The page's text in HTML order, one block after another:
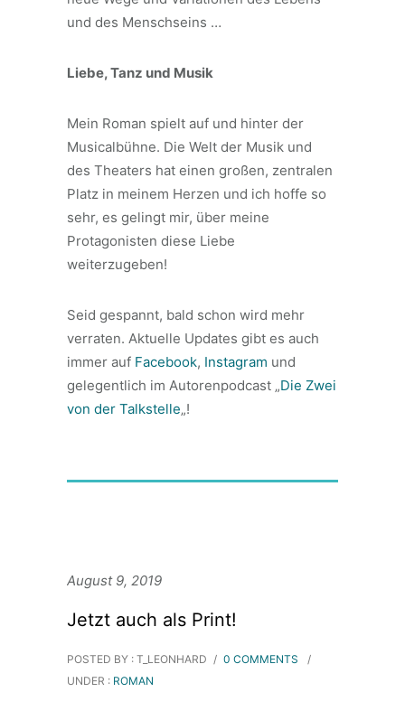
und des Menschseins …
Liebe, Tanz und Musik
Mein Roman spielt auf und hinter der
Musicalbühne. Die Welt der Musik und
des Theaters hat einen großen, zentralen
Platz in meinem Herzen und ich hoffe so
sehr, es gelingt mir, über meine
Protagonisten diese Liebe
weiterzugeben!
Seid gespannt, bald schon wird mehr
verraten. Aktuelle Updates gibt es auch
immer auf Facebook, Instagram und
gelegentlich im Autorenpodcast „Die Zwei
von der Talkstelle„!
August 9, 2019
Jetzt auch als Print!
POSTED BY : T_LEONHARD / 0 COMMENTS
/
UNDER : ROMAN